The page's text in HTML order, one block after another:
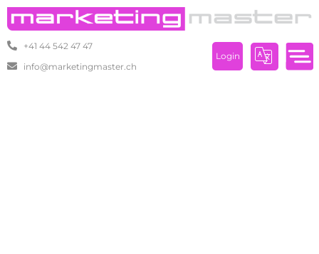
+41 44 542 47 47
info@marketingmaster.ch
Login